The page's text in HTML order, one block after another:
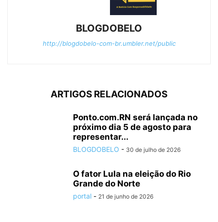
BLOGDOBELO
http://blogdobelo-com-br.umbler.net/public
ARTIGOS RELACIONADOS
Ponto.com.RN será lançada no
próximo dia 5 de agosto para
representar...
BLOGDOBELO - 30 de julho de 2026
O fator Lula na eleição do Rio
Grande do Norte
portal - 21 de junho de 2026